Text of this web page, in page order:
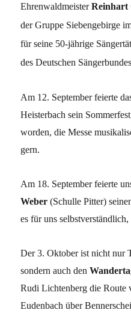
EhrenwaldmeisterReinhart
der Gruppe Siebengebirge
für seine 50-jährige
des Deutschen
Am 12. September feierte
Heisterbach sein
worden, die Messe
gern.
Am 18. September feierte
Weber (Schulle Pitter)
es für uns
Der 3. Oktober ist nicht nur
sondern auch den
Rudi Lichtenberg die Route
Eudenbach über